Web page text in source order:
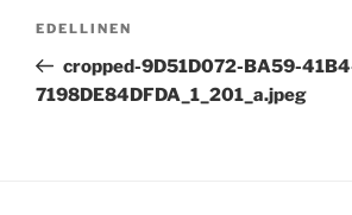
Edellinen
artikkeli
EDELLINEN
cropped-9D51D072-BA59-
7198DE84DFDA_1_201_a.jpeg